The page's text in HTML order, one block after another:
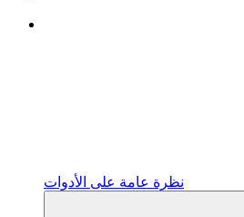
نظرة عامة على الأدوات